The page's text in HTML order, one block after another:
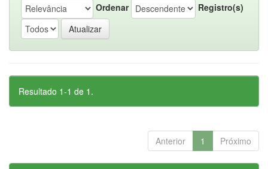
Ordenar
Registro(s)
Resultado 1-1 de 1.
Anterior 1 Próximo